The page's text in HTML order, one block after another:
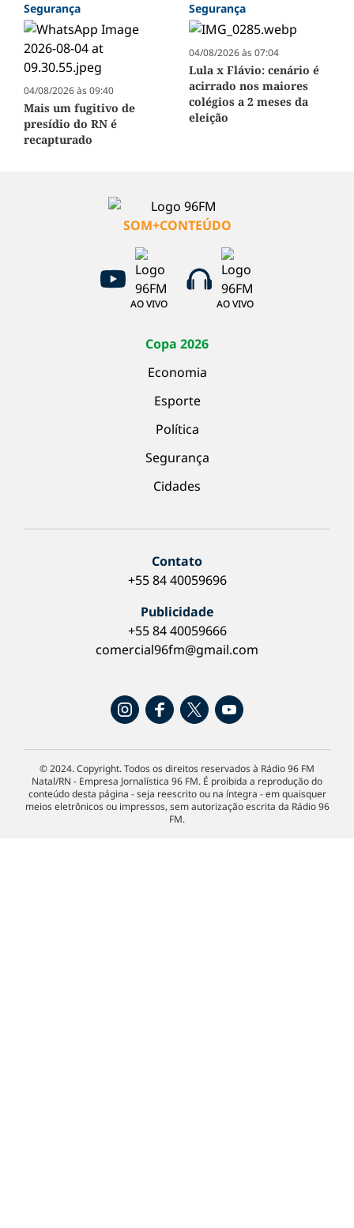
Segurança
04/08/2026 às 09:40
Mais um fugitivo de
presídio do RN é
recapturado
Segurança
04/08/2026 às 07:04
Lula x Flávio: cenário é
acirrado nos maiores
colégios a 2 meses da
eleição
SOM+CONTEÚDO
AO VIVO AO VIVO
Copa 2026
Economia
Esporte
Política
Segurança
Cidades
Contato
+55 84 40059696
Publicidade
+55 84 40059666
comercial96fm@gmail.com
© 2024. Copyright. Todos os direitos reservados à Rádio 96 FM
Natal/RN - Empresa Jornalística 96 FM. É proibida a reprodução do
conteúdo desta página - seja reescrito ou na íntegra - em quaisquer
meios eletrônicos ou impressos, sem autorização escrita da Rádio 96
FM.